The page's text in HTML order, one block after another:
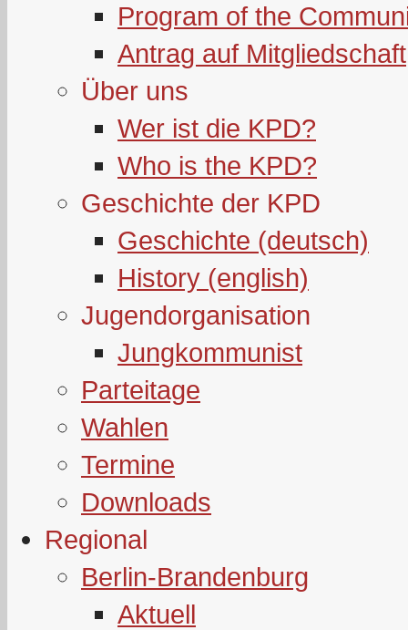
Program of the
Antrag auf Mitgliedschaft
Über uns
Wer ist die KPD?
Who is the KPD?
Geschichte der KPD
Geschichte (deutsch)
History (english)
Jugendorganisation
Jungkommunist
Parteitage
Wahlen
Termine
Downloads
Regional
Berlin-Brandenburg
Aktuell